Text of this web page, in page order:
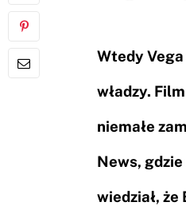
Wtedy
władzy.
niemałe
News,
wiedział,